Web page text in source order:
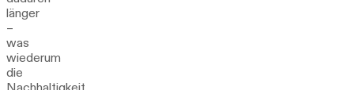
länger
–
was
wiederum
die